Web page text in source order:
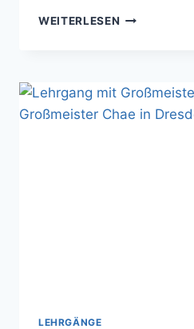
WEITERLESEN LEHRGANG
RESDEN
LEHRGÄNGE